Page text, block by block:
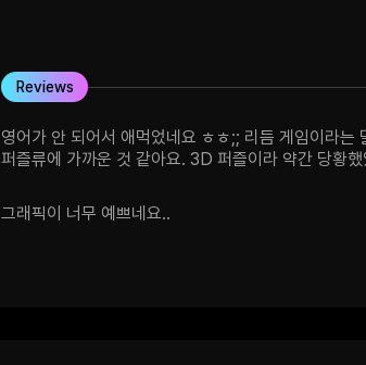
Reviews
영어가 안 되어서 애먹었네요 ㅎㅎ;; 리듬 게임이라는
퍼즐류에 가까운 것 같아요. 3D 퍼즐이라 약간 당황했
플레이했습니다. 감사합니다~
그래픽이 너무 예쁘네요..